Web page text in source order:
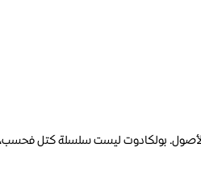
بولكادوت ليست سلسلة كتل